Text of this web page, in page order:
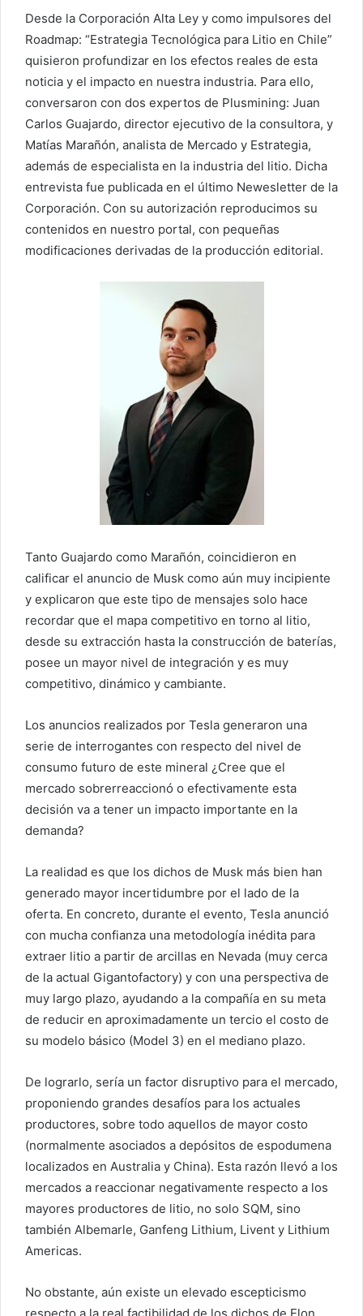
Desde la Corporación Alta Ley y como impulsores del
Roadmap: “Estrategia Tecnológica para Litio en Chile”
quisieron profundizar en los efectos reales de esta
noticia y el impacto en nuestra industria. Para ello,
conversaron con dos expertos de Plusmining: Juan
Carlos Guajardo, director ejecutivo de la consultora, y
Matías Marañón, analista de Mercado y Estrategia,
además de especialista en la industria del litio. Dicha
entrevista fue publicada en el último Newesletter de la
Corporación. Con su autorización reproducimos su
contenidos en nuestro portal, con pequeñas
modificaciones derivadas de la producción editorial.
Tanto Guajardo como Marañón, coincidieron en
calificar el anuncio de Musk como aún muy incipiente
y explicaron que este tipo de mensajes solo hace
recordar que el mapa competitivo en torno al litio,
desde su extracción hasta la construcción de baterías,
posee un mayor nivel de integración y es muy
competitivo, dinámico y cambiante.
Los anuncios realizados por Tesla generaron una
serie de interrogantes con respecto del nivel de
consumo futuro de este mineral ¿Cree que el
mercado sobrerreaccionó o efectivamente esta
decisión va a tener un impacto importante en la
demanda?
La realidad es que los dichos de Musk más bien han
generado mayor incertidumbre por el lado de la
oferta. En concreto, durante el evento, Tesla anunció
con mucha confianza una metodología inédita para
extraer litio a partir de arcillas en Nevada (muy cerca
de la actual Gigantofactory) y con una perspectiva de
muy largo plazo, ayudando a la compañía en su meta
de reducir en aproximadamente un tercio el costo de
su modelo básico (Model 3) en el mediano plazo.
De lograrlo, sería un factor disruptivo para el mercado,
proponiendo grandes desafíos para los actuales
productores, sobre todo aquellos de mayor costo
(normalmente asociados a depósitos de espodumena
localizados en Australia y China). Esta razón llevó a los
mercados a reaccionar negativamente respecto a los
mayores productores de litio, no solo SQM, sino
también Albemarle, Ganfeng Lithium, Livent y Lithium
Americas.
No obstante, aún existe un elevado escepticismo
respecto a la real factibilidad de los dichos de Elon